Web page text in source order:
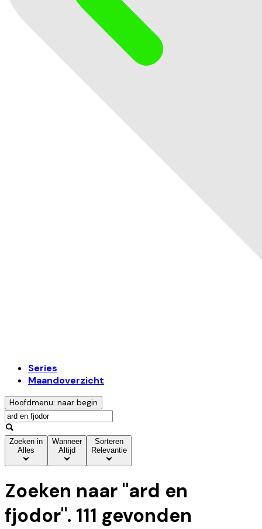
Series
Maandoverzicht
Hoofdmenu: naar begin
Zoeken in
Alles
Wanneer
Altijd
Sorteren
Relevantie
Zoeken naar "ard en
fjodor". 111 gevonden